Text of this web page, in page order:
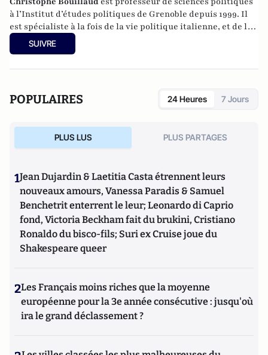
à l’Institut d’études politiques de Grenoble depuis 1999. Il
est spécialiste à la fois de la vie politique italienne, et de la
vie politique européenne, en particulier sous l’angle des
partis.
SUIVRE
POPULAIRES 24 Heures 7 Jours
PLUS LUS PLUS PARTAGES
1Jean Dujardin & Laetitia Casta étrennent leurs
nouveaux amours, Vanessa Paradis & Samuel
Benchetrit enterrent le leur; Leonardo di Caprio
fond, Victoria Beckham fait du brukini, Cristiano
Ronaldo du bisco-fils; Suri ex Cruise joue du
Shakespeare queer
2Les Français moins riches que la moyenne
européenne pour la 3e année consécutive : jusqu'où
ira le grand déclassement ?